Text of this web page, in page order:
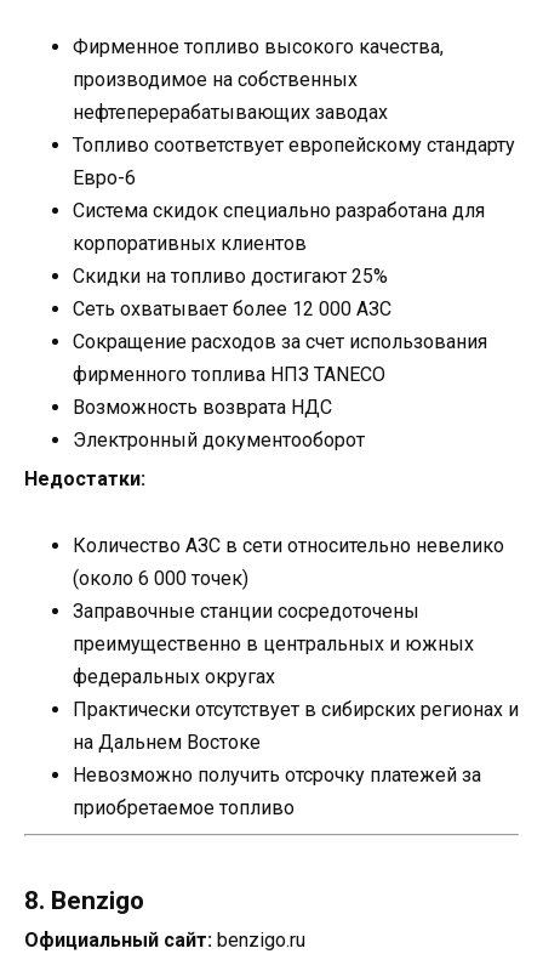
Фирменное топливо высокого качества,
производимое на собственных
нефтеперерабатывающих заводах
Топливо соответствует европейскому стандарту
Евро-6
Система скидок специально разработана для
корпоративных клиентов
Скидки на топливо достигают 25%
Сеть охватывает более 12 000 АЗС
Сокращение расходов за счет использования
фирменного топлива НПЗ TANECO
Возможность возврата НДС
Электронный документооборот
Недостатки:
Количество АЗС в сети относительно невелико
(около 6 000 точек)
Заправочные станции сосредоточены
преимущественно в центральных и южных
федеральных округах
Практически отсутствует в сибирских регионах и
на Дальнем Востоке
Невозможно получить отсрочку платежей за
приобретаемое топливо
8. Benzigo
Официальный сайт: benzigo.ru